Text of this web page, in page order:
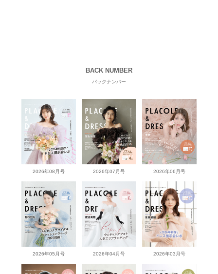
BACK NUMBER
バックナンバー
2026年08月号 2026年07月号 2026年06月号
2026年05月号 2026年04月号 2026年03月号